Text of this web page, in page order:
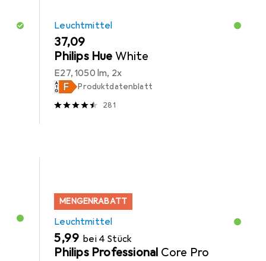
Leuchtmittel
EUR
37,09
Philips Hue White
E27, 1050 lm, 2x
Produktdatenblatt
281
MENGENRABATT
Leuchtmittel
EUR
5,99 bei 4 Stück
Philips Professional Core Pro